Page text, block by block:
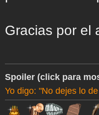
Gracias por el
Spoiler (click para
Yo digo: "No dejes lo